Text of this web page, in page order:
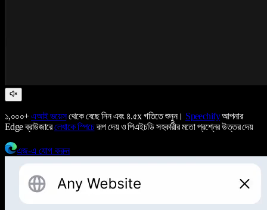
১,০০০+এআই ভয়েসথেকে বেছে নিন এবং ৪.৫x গতিতে শুনুন। Speechifyআপনার
Edge ব্রাউজারেলেখাকে স্পিচেরূপ দেয় ও পিএইচডি সহকারীর মতো প্রশ্নের উত্তর দেয়
এজ-এ যোগ করুন